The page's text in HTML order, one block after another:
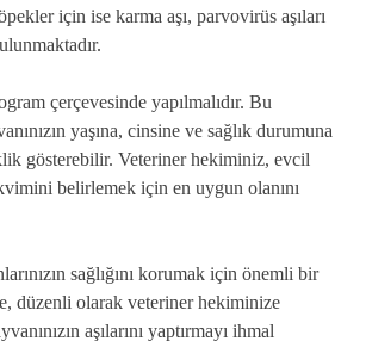
için ise karma aşı, parvovirüs aşıları
çerçevesinde yapılmalıdır. Bu
yaşına, cinsine ve sağlık durumuna
gösterebilir. Veteriner hekiminiz, evcil
belirlemek için en uygun olanını
sağlığını korumak için önemli bir
düzenli olarak veteriner hekiminize
aşılarını yaptırmayı ihmal